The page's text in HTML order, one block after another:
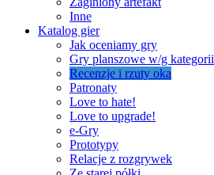
Inne
Katalog gier
Jak oceniamy gry
Gry planszowe w/g kategorii
Recenzje i rzuty oka
Patronaty
Love to hate!
Love to upgrade!
e-Gry
Prototypy
Relacje z rozgrywek